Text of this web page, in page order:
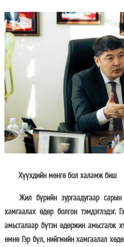
Хүүхдийн мөнгө бол халамж биш
Жил бүрийн зургаадугаар
хамгаалах өдөр болгон тэмдэглэдэг.
амьсгалаар бүтэн өдөржин амьсгалж
өмнө Гэр бүл, нийгмийн хамгаалал